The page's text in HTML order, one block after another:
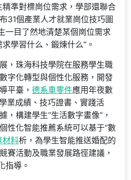
精準對標崗位需求，學部還聯合
31個產業人才就業崗位技巧圖
一目了然地清楚某個崗位需求
學習什么、鍛煉什么”。
，珠海科技學院在服務學生職
字化轉型與個性化服務，開發
平臺， 德系車零件應用年夜數
業成績、技巧證書、實踐活
，構建學生“生活數字畫像”，
性化智能推薦系統可以基于“數
材料析，為學生智能推送婚配的
賽活動及職業發展路徑建議，
指導。